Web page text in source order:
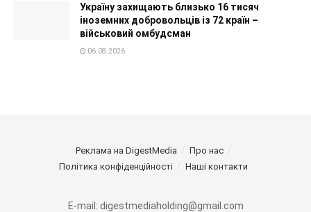
Україну захищають близько 16 тисяч
іноземних добровольців із 72 країн –
військовий омбудсман
06.08.2026
Реклама на DigestMedia
Про нас
Політика конфіденційності
Наші контакти
E-mail: digestmediaholding@gmail.com